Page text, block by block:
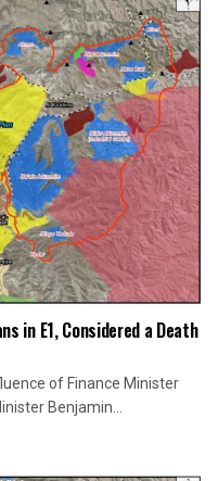
in E1, Considered a Death
of Finance Minister
Benjamin...